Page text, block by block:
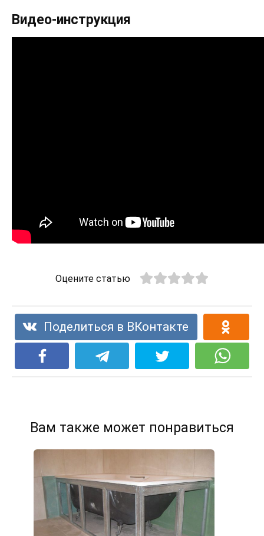
Видео-инструкция
Оцените статью
Поделиться в ВКонтакте
Вам также может понравиться